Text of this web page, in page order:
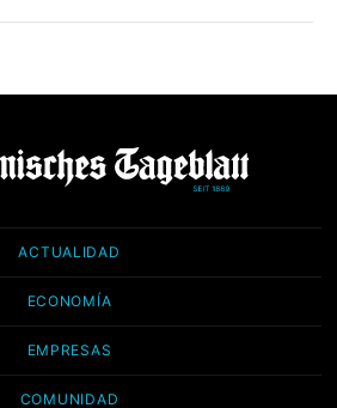
ACTUALIDAD
ECONOMÍA
EMPRESAS
COMUNIDAD